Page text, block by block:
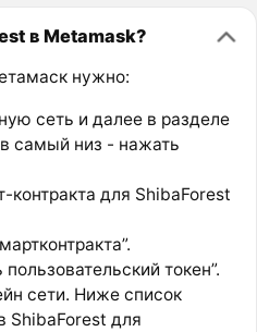
в Metamask?
нужно:
сеть и далее в разделе
самый низ - нажать
контракта для ShibaForest
токен”.
сети. Ниже список
ShibaForest для